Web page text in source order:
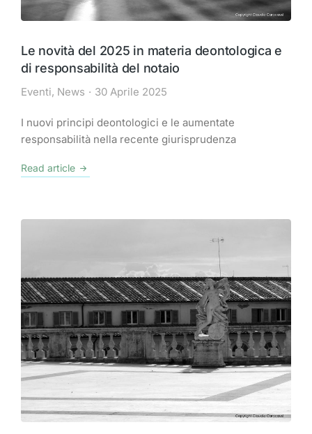
Le novità del 2025 in materia deontologica e
di responsabilità del notaio
Eventi, News 30 Aprile 2025
I nuovi principi deontologici e le aumentate
responsabilità nella recente giurisprudenza
Read article